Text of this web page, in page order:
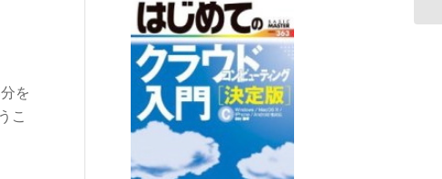
を
こ